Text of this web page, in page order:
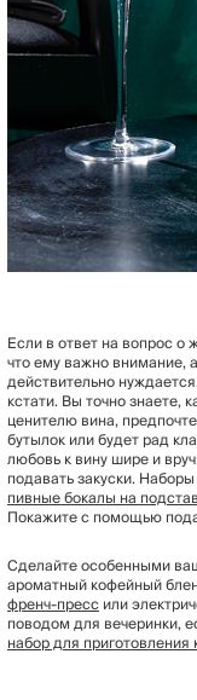
Если в ответ на вопрос
что ему важно внимание,
действительно
кстати. Вы точно знаете,
ценителю вина,
бутылок или будет рад
любовь к вину шире и
подавать закуски.
пивные бокалы на
Покажите с помощью
Сделайте особенными
ароматный кофейный
френч-прессили
поводом для вечеринки,
набор для приготовления